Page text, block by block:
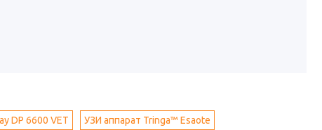
DP 6600 VET УЗИ аппарат Tringa™ Esaote